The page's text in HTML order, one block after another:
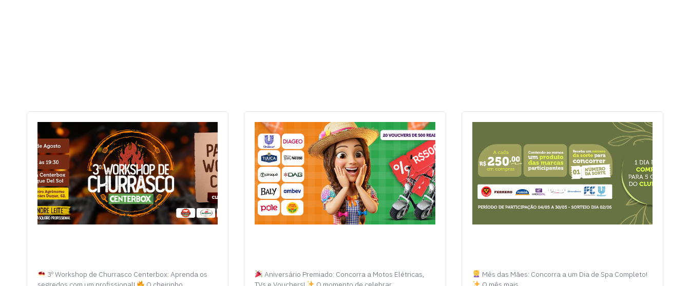
3º Workshop de Churrasco Centerbox: Aprenda os
Aniversário Premiado: Concorra a Motos Elétricas,
Mês das Mães: Concorra a um Dia de Spa Completo!